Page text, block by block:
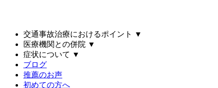
交通事故治療におけるポイント
▼
医療機関との併院 ▼
症状について ▼
ブログ
推薦のお声
初めての方へ